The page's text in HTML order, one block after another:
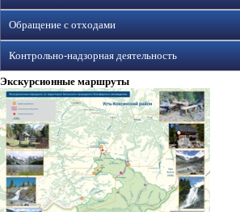
Обращение с отходами
Контрольно-надзорная деятельность
Экскурсионные маршруты